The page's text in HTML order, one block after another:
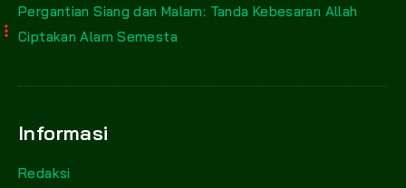
Pergantian Siang dan Malam: Tanda Kebesaran Allah
Ciptakan Alam Semesta
Informasi
Redaksi